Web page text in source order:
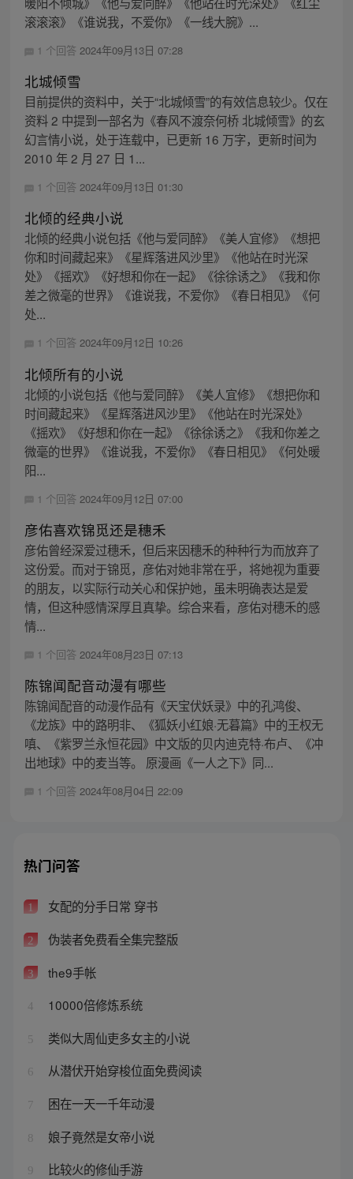
滚滚滚》《谁说我，不爱你》《一线大腕》...
1 个回答 2024年09月13日 07:28
北城倾雪
目前提供的资料中，关于“北城倾雪”的有效信息较少。仅在
资料 2 中提到一部名为《春风不渡奈何桥 北城倾雪》的玄
幻言情小说，处于连载中，已更新 16 万字，更新时间为
2010 年 2 月 27 日 1...
1 个回答 2024年09月13日 01:30
北倾的经典小说
北倾的经典小说包括《他与爱同醉》《美人宜修》《想把
你和时间藏起来》《星辉落进风沙里》《他站在时光深
处》《摇欢》《好想和你在一起》《徐徐诱之》《我和你
差之微毫的世界》《谁说我，不爱你》《春日相见》《何
处...
1 个回答 2024年09月12日 10:26
北倾所有的小说
北倾的小说包括《他与爱同醉》《美人宜修》《想把你和
时间藏起来》《星辉落进风沙里》《他站在时光深处》
《摇欢》《好想和你在一起》《徐徐诱之》《我和你差之
微毫的世界》《谁说我，不爱你》《春日相见》《何处暖
阳...
1 个回答 2024年09月12日 07:00
彦佑喜欢锦觅还是穗禾
彦佑曾经深爱过穗禾，但后来因穗禾的种种行为而放弃了
这份爱。而对于锦觅，彦佑对她非常在乎，将她视为重要
的朋友，以实际行动关心和保护她，虽未明确表达是爱
情，但这种感情深厚且真挚。综合来看，彦佑对穗禾的感
情...
1 个回答 2024年08月23日 07:13
陈锦闻配音动漫有哪些
陈锦闻配音的动漫作品有《天宝伏妖录》中的孔鸿俊、
《龙族》中的路明非、《狐妖小红娘·无暮篇》中的王权无
嗔、《紫罗兰永恒花园》中文版的贝内迪克特·布卢、《冲
出地球》中的麦当等。 原漫画《一人之下》同...
1 个回答 2024年08月04日 22:09
热门问答
1 女配的分手日常 穿书
2 伪装者免费看全集完整版
3 the9手帐
4 10000倍修炼系统
5 类似大周仙吏多女主的小说
6 从潜伏开始穿梭位面免费阅读
7 困在一天一千年动漫
8 娘子竟然是女帝小说
9 比较火的修仙手游